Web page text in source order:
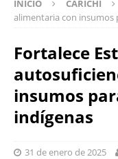
INICIO CARICHÍ
alimentaria con insumos
Fortalece
insumos
indígenas
31 de enero de 2025